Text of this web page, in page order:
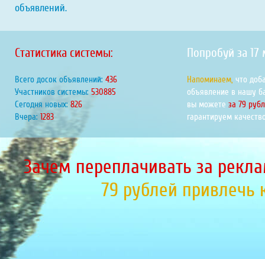
объявлений.
Статистика системы:
Всего досок объявлений: 466
Участников системы: 567959
Сегодня новых: 884
Вчера: 1372
Попробуй за 17
Напоминаем, что
объявление в нашу
вы можете за 79
гарантируем
Зачем переплачивать за
79 рублей